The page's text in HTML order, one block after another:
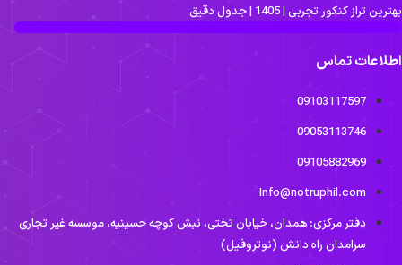
تراز کنکور تجربی | 1405 | جدول دقیق
تماس
09103117597
09053113746
09105882969
Info@notruphil.com
دفتر مرکزی: همدان، خیابان تختی، نبش کوچه حسینیه، موسسه غیر تجاری
سرامدان راه دانش (نوتروفیل)